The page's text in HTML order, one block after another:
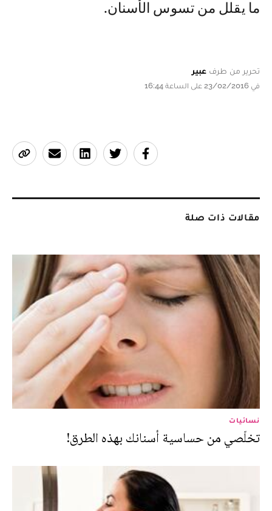
ما يقلل من تسوس الأسنان.
تحرير من طرف عبير
في 23/02/2016 على الساعة 16:44
مقالات ذات صلة
نسائيات
تخلّصي من حساسية أسنانك بهذه الطرق!